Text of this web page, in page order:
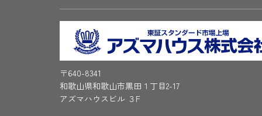
〒640-8341
和歌山県和歌山市黒田１丁目2-17
アズマハウスビル ３F